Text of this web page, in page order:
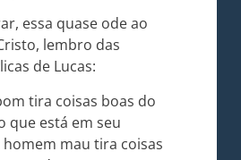
essa quase ode ao
lembro das
de Lucas:
tira coisas boas do
que está em seu
homem mau tira coisas